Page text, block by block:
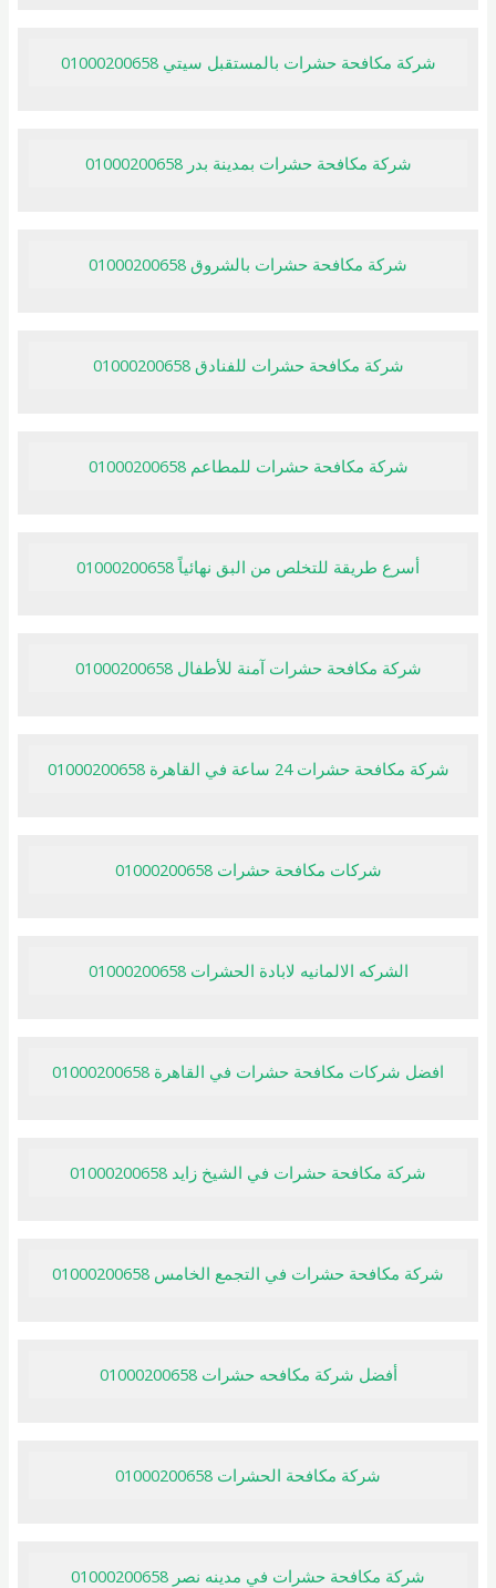
شركة مكافحة حشرات بالمستقبل سيتي 01000200658
شركة مكافحة حشرات بمدينة بدر 01000200658
شركة مكافحة حشرات بالشروق 01000200658
شركة مكافحة حشرات للفنادق 01000200658
شركة مكافحة حشرات للمطاعم 01000200658
أسرع طريقة للتخلص من البق نهائياً 01000200658
شركة مكافحة حشرات آمنة للأطفال 01000200658
شركة مكافحة حشرات 24 ساعة في القاهرة 01000200658
شركات مكافحة حشرات 01000200658
الشركه الالمانيه لابادة الحشرات 01000200658
افضل شركات مكافحة حشرات في القاهرة 01000200658
شركة مكافحة حشرات في الشيخ زايد 01000200658
شركة مكافحة حشرات في التجمع الخامس 01000200658
أفضل شركة مكافحه حشرات 01000200658
شركة مكافحة الحشرات 01000200658
شركة مكافحة حشرات في مدينه نصر 01000200658